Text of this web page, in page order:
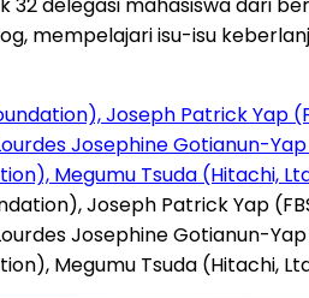
mempelajari isu-isu
Joseph Patrick Yap
Josephine Gotianun-
Megumu Tsuda (Hitachi,